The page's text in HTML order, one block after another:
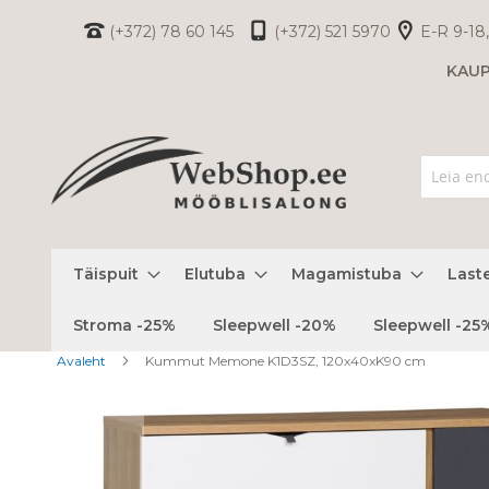
(+372) 78 60 145 (+372) 521 5970
E-R 9-
Täispuit Elutuba Magamistuba
Stroma -25% Sleepwell -20% Sleepwell -
Avaleht Kummut Memone K1D3SZ, 120x40xK90 cm